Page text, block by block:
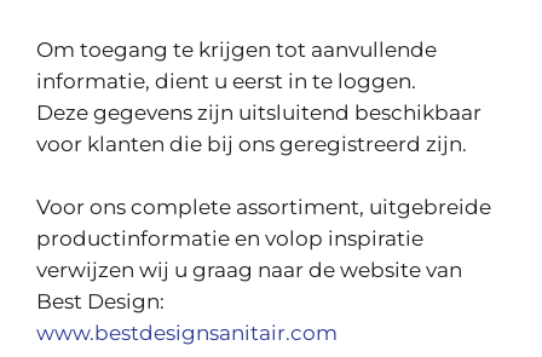
Om toegang te krijgen tot aanvullende
informatie, dient u eerst in te loggen.
Deze gegevens zijn uitsluitend beschikbaar
voor klanten die bij ons geregistreerd zijn.
Voor ons complete assortiment, uitgebreide
productinformatie en volop inspiratie
verwijzen wij u graag naar de website van
Best Design:
www.bestdesignsanitair.com